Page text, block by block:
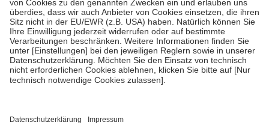
• Kindern und Jugendlichen bis zum vollendeten 18. Lebensjahr
mit Ausnahme der Fahrkosten
• Untersuchungen zur Vorsorge und Früherkennung, die von der
GKV getragen werden
• empfohlenen Schutzimpfungen
• Harn- und Blutteststreifen
getroffen, um sicherzustellen, dass es sich um echte Bewertungen